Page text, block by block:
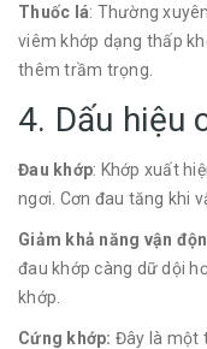
Thuốc lá: Thường
viêm khớp dạng thấp
thêm trầm trọng.
4. Dấu hiệu
Đau khớp: Khớp xuất
ngơi. Cơn đau tăng khi
Giảm khả năng vận
đau khớp càng dữ dội
khớp.
Cứng khớp: Đây là một